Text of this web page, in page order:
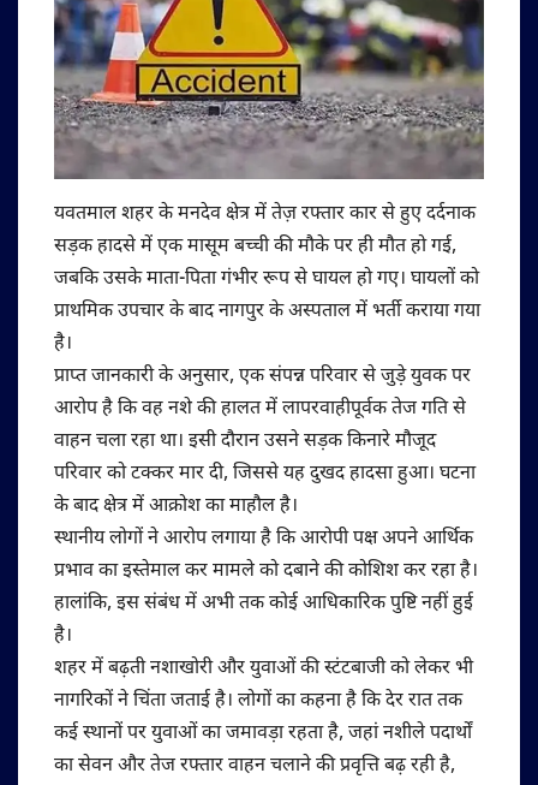
यवतमाल शहर के मनदेव क्षेत्र में तेज़ रफ्तार कार से हुए दर्दनाक
सड़क हादसे में एक मासूम बच्ची की मौके पर ही मौत हो गई,
जबकि उसके माता-पिता गंभीर रूप से घायल हो गए। घायलों को
प्राथमिक उपचार के बाद नागपुर के अस्पताल में भर्ती कराया गया
है।
प्राप्त जानकारी के अनुसार, एक संपन्न परिवार से जुड़े युवक पर
आरोप है कि वह नशे की हालत में लापरवाहीपूर्वक तेज गति से
वाहन चला रहा था। इसी दौरान उसने सड़क किनारे मौजूद
परिवार को टक्कर मार दी, जिससे यह दुखद हादसा हुआ। घटना
के बाद क्षेत्र में आक्रोश का माहौल है।
स्थानीय लोगों ने आरोप लगाया है कि आरोपी पक्ष अपने आर्थिक
प्रभाव का इस्तेमाल कर मामले को दबाने की कोशिश कर रहा है।
हालांकि, इस संबंध में अभी तक कोई आधिकारिक पुष्टि नहीं हुई
है।
शहर में बढ़ती नशाखोरी और युवाओं की स्टंटबाजी को लेकर भी
नागरिकों ने चिंता जताई है। लोगों का कहना है कि देर रात तक
कई स्थानों पर युवाओं का जमावड़ा रहता है, जहां नशीले पदार्थों
का सेवन और तेज रफ्तार वाहन चलाने की प्रवृत्ति बढ़ रही है,